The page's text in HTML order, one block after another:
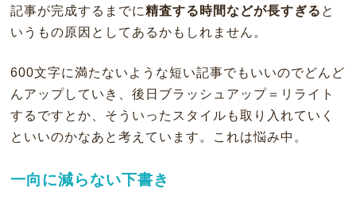
記事が完成するまでに精査する時間などが長すぎる と
いうもの原因としてあるかもしれません。
600文字に満たないような短い記事でもいいのでどんど
んアップしていき、後日ブラッシュアップ＝リライト
するですとか、そういったスタイルも取り入れていく
といいのかなあと考えています。これは悩み中。
一向に減らない下書き